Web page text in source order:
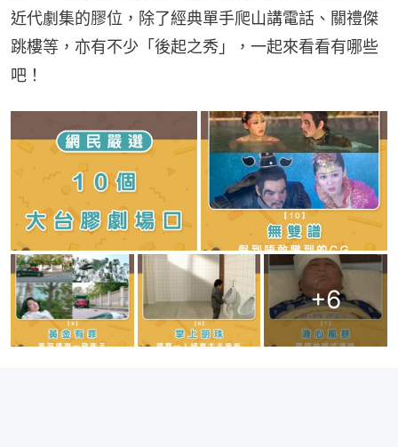
近代劇集的膠位，除了經典單手爬山講電話、關禮傑
跳樓等，亦有不少「後起之秀」，一起來看看有哪些
吧！
+6